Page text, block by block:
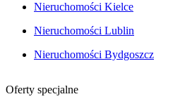
Nieruchomości Kielce
Nieruchomości Lublin
Nieruchomości Bydgoszcz
Oferty specjalne